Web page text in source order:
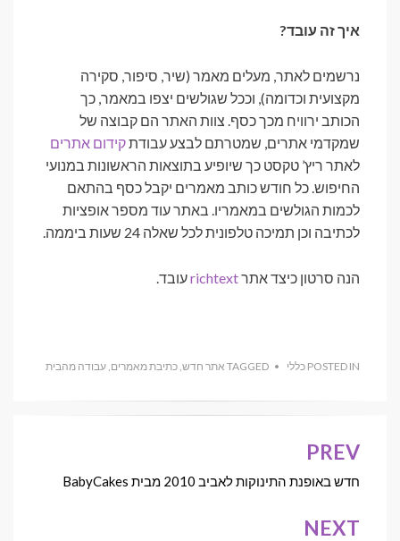
איך זה עובד?
נרשמים לאתר, מעלים מאמר (שיר, סיפור, סקירה
מקצועית וכדומה), וככל שגולשים יצפו במאמר, כך
הכותב ירוויח מכך כסף. צוות האתר הם קבוצה של
שמקדמי אתרים, שמטרתם לבצע עבודתקידום אתרים
לאתר ריץ’ טקסט כך שיופיע בתוצאות הראשונות במנועי
החיפוש. כל חודש כותב מאמרים יקבל כסף בהתאם
לכמות הגולשים במאמריו. באתר עוד מספר אופציות
לכתיבה וכן תמיכה טלפונית לכל שאלה 24 שעות ביממה.
הנה סרטון כיצד אתרrichtextעובד.
POSTED IN כללי TAGGED אתר חדש,כתיבת מאמרים,עבודה מהבית
ניווט
PREV
חדש באופנת התינוקות לאביב 2010 מבית BabyCakes
NEXT